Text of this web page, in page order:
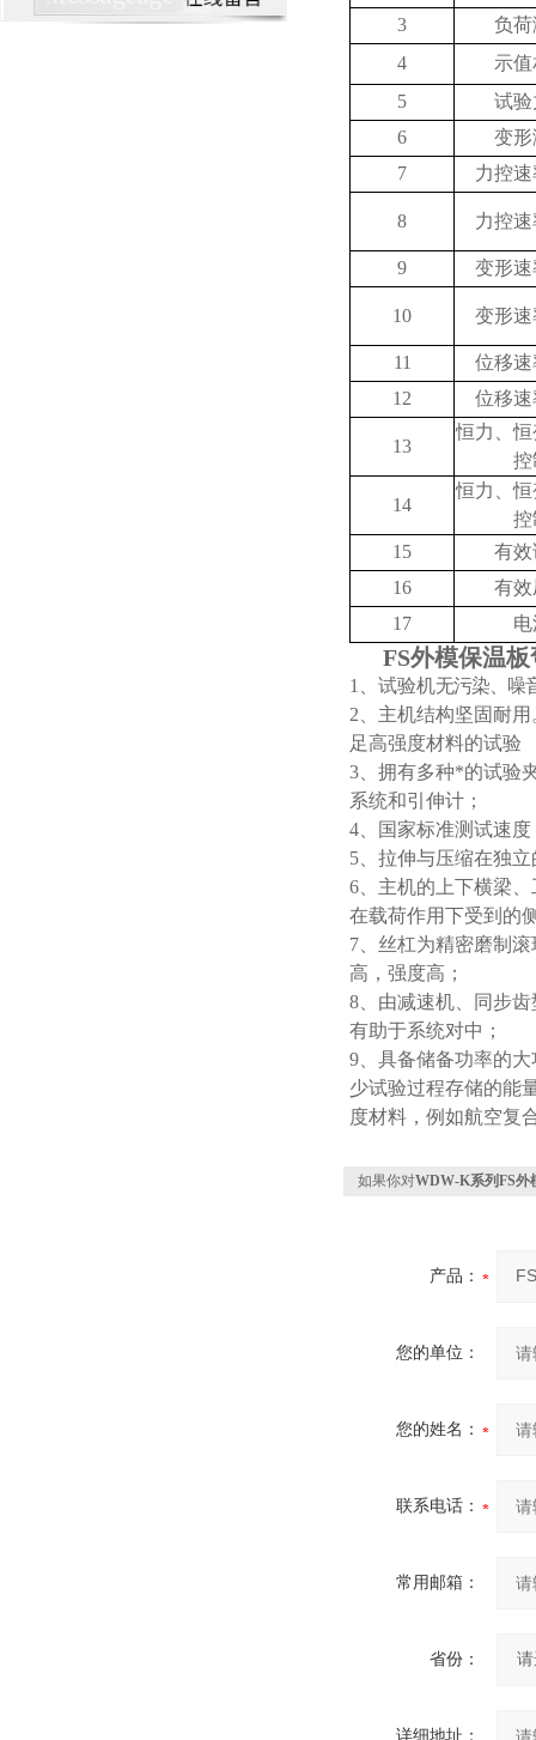
3
负
4
示
5
试
6
变
7
力控
8 力控
9 变形
10 变形
11
位移
12
位移
13
恒力、
控
14
恒力、
控
15
有
16
有效
17
FS外模保温
1、 试验机无污染、噪
2、主机结构坚固耐
足高强度材料的试验
3、拥有多种*的试验
系统和引伸计；
4、国家标准测试速度
5、拉伸与压缩在独
6、主机的上下横梁
在载荷作用下受到的
7、丝杠为精密磨制
高，强度高；
8、由减速机、同步
有助于系统对中；
9、具备储备功率的
少试验过程存储的能
度材料，例如航空复
如果你对WDW-K系列FS外
产品：
您的单位：
您的姓名：
联系电话：
常用邮箱：
省份：
详细地址：